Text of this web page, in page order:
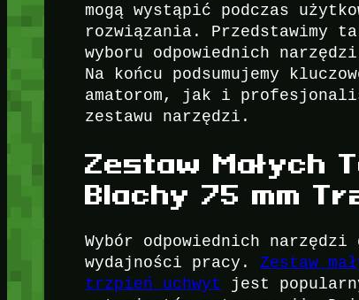
mogą wystąpić podczas
rozwiązania. Przedstawimy
wyboru odpowiednich
Na końcu podsumujemy
amatorom, jak i
zestawu narzędzi.
Zestaw Małych
Blachy 75 mm
Wybór odpowiednich
wydajności pracy.Zestaw
trzpień uchwyt
jest